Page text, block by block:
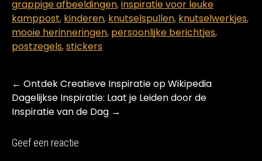
grappige afbeeldingen,inspiratie voor leuke
kamppost, kinderen, knutselspullen, knutselwerkjes,
mooie herinneringen, persoonlijke berichtjes,
postzegels,stickers
Post
navigation
← Ontdek Creatieve Inspiratie op Wikipedia
Dagelijkse Inspiratie: Laat je Leiden door de
Inspiratie van de Dag →
Geef een reactie